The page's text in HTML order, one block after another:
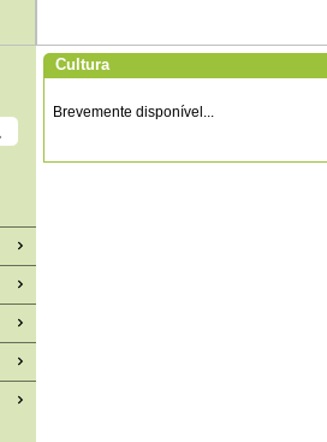
Cultura
Brevemente disponível...